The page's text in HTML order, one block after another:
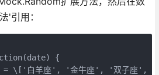
'引用：
{
= \['白羊座', '金牛座', '双子座',